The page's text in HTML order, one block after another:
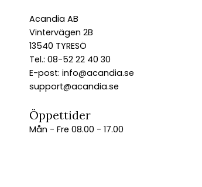
Acandia AB
Vintervägen 2B
13540 TYRESÖ
Tel.: 08-52 22 40 30
E-post: info@acandia.se
support@acandia.se
Öppettider
Mån - Fre 08.00 - 17.00